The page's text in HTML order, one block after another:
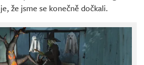
že jsme se konečně dočkali.